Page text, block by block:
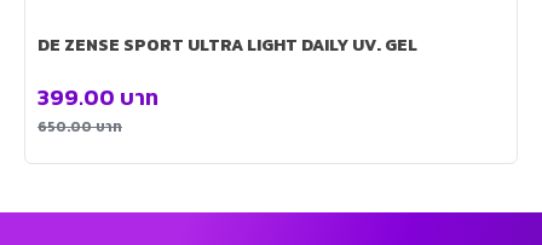
DE ZENSE SPORT ULTRA LIGHT DAILY UV. GEL
650.00บาท
399.00 บาท